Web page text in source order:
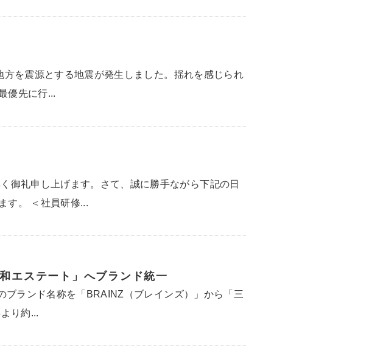
を震源とする地震が発生しました。揺れを感じられ
優先に行...
御礼申し上げます。さて、誠に勝手ながら下記の日
す。 ＜社員研修...
エステート」へブランド統一
ブランド名称を「BRAINZ（ブレインズ）」から「三
り約...